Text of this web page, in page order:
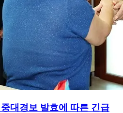
대경보 발효에 따른 긴급